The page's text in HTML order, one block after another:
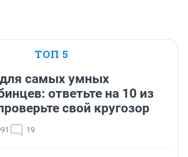
ТОП 5
самых умных
ответьте на 10 из
свой кругозор
19